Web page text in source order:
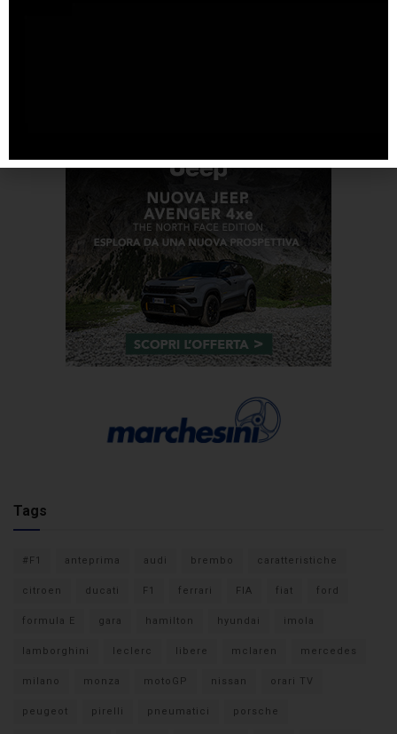
Tags
#F1 anteprima audi brembo caratteristiche
citroen ducati F1 ferrari FIA fiat ford
formula E gara hamilton hyundai imola
lamborghini leclerc libere mclaren mercedes
milano monza motoGP nissan orari TV
peugeot pirelli pneumatici porsche